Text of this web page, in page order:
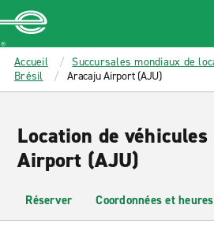
MAIN
CONTENT
Enterprise
Accueil
Succursales mondiaux de
Brésil
Aracaju Airport (AJU)
Location de
Airport (AJU)
Réserver Coordonnées et